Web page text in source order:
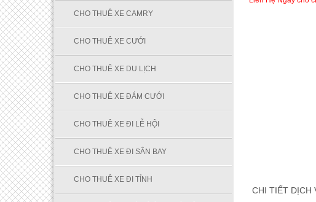
CHO THUÊ XE CAMRY
CHO THUÊ XE CƯỚI
CHO THUÊ XE DU LỊCH
CHO THUÊ XE ĐÁM CƯỚI
CHO THUÊ XE ĐI LỄ HỘI
CHO THUÊ XE ĐI SÂN BAY
CHO THUÊ XE ĐI TỈNH
CHI TIẾT DỊCH